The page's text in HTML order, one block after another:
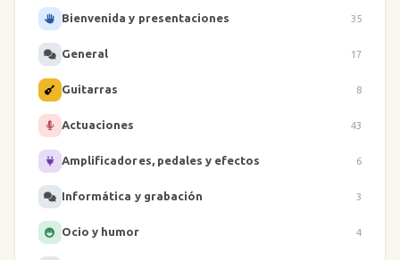
Bienvenida y presentaciones 35
General 17
Guitarras 8
Actuaciones 43
Amplificadores, pedales y efectos 6
Informática y grabación 3
Ocio y humor 4